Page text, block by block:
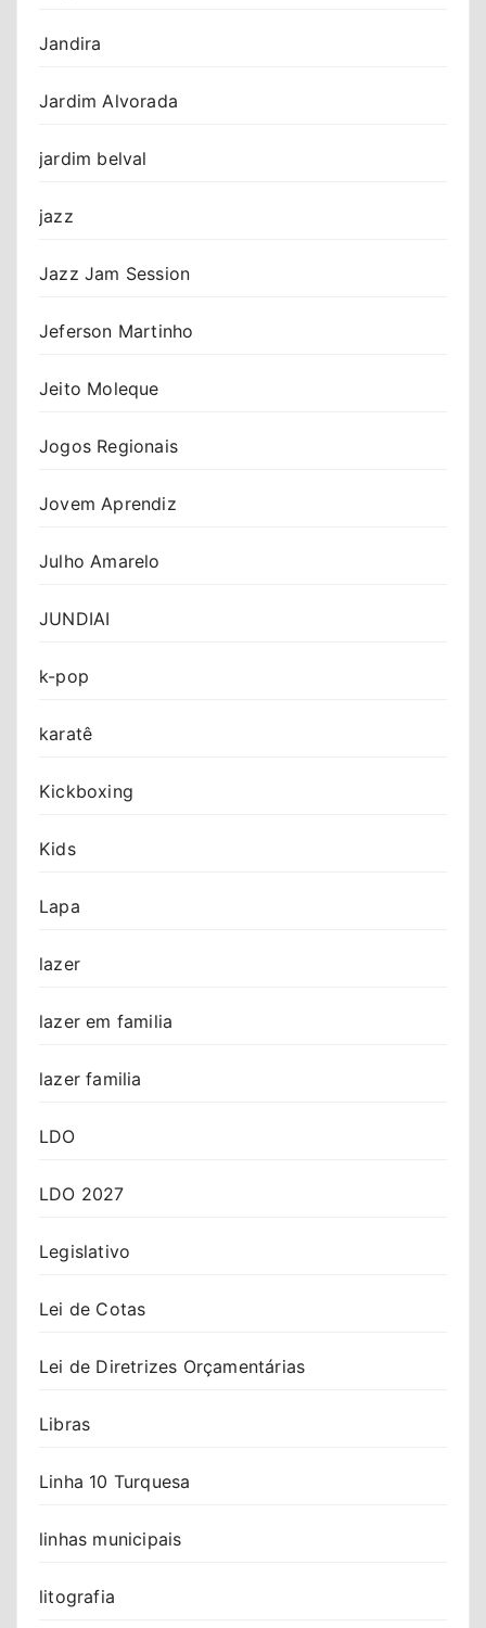
Jandira
Jardim Alvorada
jardim belval
jazz
Jazz Jam Session
Jeferson Martinho
Jeito Moleque
Jogos Regionais
Jovem Aprendiz
Julho Amarelo
JUNDIAI
k-pop
karatê
Kickboxing
Kids
Lapa
lazer
lazer em familia
lazer familia
LDO
LDO 2027
Legislativo
Lei de Cotas
Lei de Diretrizes Orçamentárias
Libras
Linha 10 Turquesa
linhas municipais
litografia